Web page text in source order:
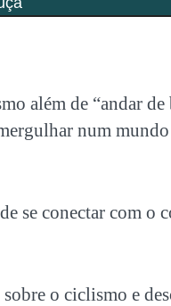
além de “andar
num
se conectar com o
o ciclismo e